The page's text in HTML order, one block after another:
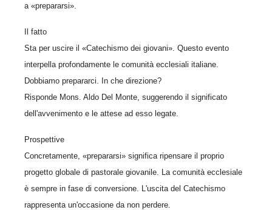
a «prepararsi».
Il fatto
Sta per uscire il «Catechismo dei giovani». Questo evento
interpella profondamente le comunità ecclesiali italiane.
Dobbiamo prepararci. In che direzione?
Risponde Mons. Aldo Del Monte, suggerendo il significato
dell'avvenimento e le attese ad esso legate.
Prospettive
Concretamente, «prepararsi» significa ripensare il proprio
progetto globale di pastorale giovanile. La comunità ecclesiale
è sempre in fase di conversione. L'uscita del Catechismo
rappresenta un'occasione da non perdere.